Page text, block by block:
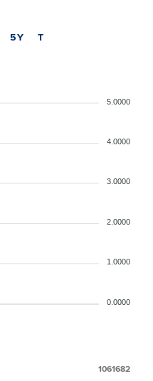
5Y T
5.0000
4.0000
3.0000
2.0000
1.0000
0.0000
1061682